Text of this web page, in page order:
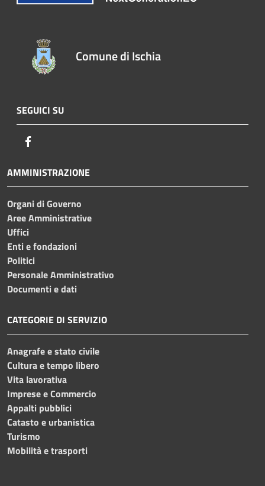
Comune di Ischia
SEGUICI SU
AMMINISTRAZIONE
Organi di Governo
Aree Amministrative
Uffici
Enti e fondazioni
Politici
Personale Amministrativo
Documenti e dati
CATEGORIE DI SERVIZIO
Anagrafe e stato civile
Cultura e tempo libero
Vita lavorativa
Imprese e Commercio
Appalti pubblici
Catasto e urbanistica
Turismo
Mobilità e trasporti